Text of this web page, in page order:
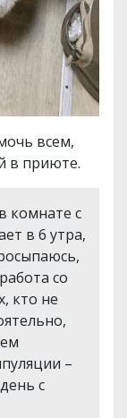
всем,
в приюте.
комнате с
в 6 утра,
со
кто не
–
с